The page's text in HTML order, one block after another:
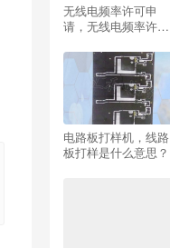
无线电频率许可申
请，无线电频率许可
电路板打样机，线路
板打样是什么意思？